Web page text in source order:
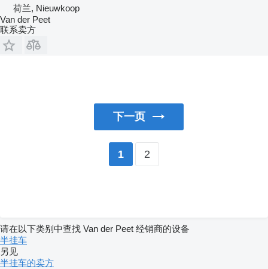
荷兰, Nieuwkoop
Van der Peet
联系卖方
下一页
1 2
请在以下类别中查找 Van der Peet 经销商的设备
半挂车
另见
半挂车的卖方